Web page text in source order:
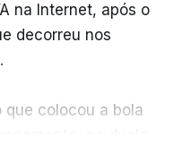
na Internet, após o
decorreu nos
que colocou a bola